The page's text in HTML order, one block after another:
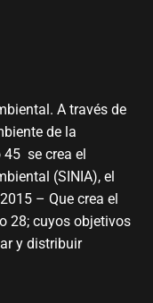
A través de
de la
se crea el
(SINIA), el
– Que crea el
28; cuyos objetivos
y distribuir